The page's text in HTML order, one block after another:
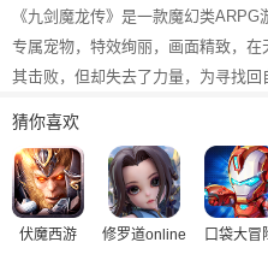
《九剑魔龙传》是一款魔幻类ARPG
专属宠物，特效绚丽，画面精致，
其击败，但却失去了力量，为寻找回
猜你喜欢
伏魔西游 修罗道online 口袋大冒